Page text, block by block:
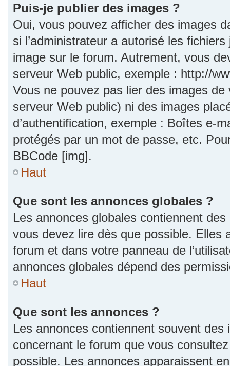
Puis-je publier des images ?
Oui, vous pouvez afficher des images
si l’administrateur a autorisé les
image sur le forum. Autrement, vous
serveur Web public, exemple : http://
Vous ne pouvez pas lier des images
serveur Web public) ni des images
d’authentification, exemple : Boîtes e-
protégés par un mot de passe, etc.
BBCode [img].
Haut
Que sont les annonces globales ?
Les annonces globales contiennent
vous devez lire dès que possible. Elles
forum et dans votre panneau de
annonces globales dépend des
Haut
Que sont les annonces ?
Les annonces contiennent souvent
concernant le forum que vous
possible. Les annonces apparaissent